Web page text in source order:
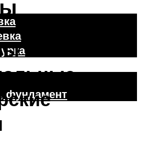
работы
фундамент
озеленения